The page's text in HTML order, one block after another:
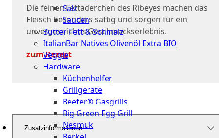
Salz
Saucen
Butter, Fett & Schmalz
ItalianBar Natives Olivenöl Extra BIO
Veggie
Hardware
Küchenhelfer
Grillgeräte
Beefer® Gasgrills
Big Green Egg Grill
Nesmuk
Die feinen Fettäderchen des Ribeyes machen das
Fleisch besonders saftig und sorgen für ein
unvergessliches Geschmackserlebnis.
zum Rezept
Zusatzinformationen